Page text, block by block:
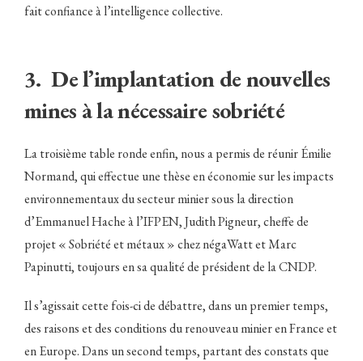
fait confiance à l’intelligence collective.
3. De l’implantation de nouvelles
mines à la nécessaire sobriété
La troisième table ronde enfin, nous a permis de réunir Émilie
Normand, qui effectue une thèse en économie sur les impacts
environnementaux du secteur minier sous la direction
d’Emmanuel Hache à l’IFPEN, Judith Pigneur, cheffe de
projet « Sobriété et métaux » chez négaWatt et Marc
Papinutti, toujours en sa qualité de président de la CNDP.
Il s’agissait cette fois-ci de débattre, dans un premier temps,
des raisons et des conditions du renouveau minier en France et
en Europe. Dans un second temps, partant des constats que